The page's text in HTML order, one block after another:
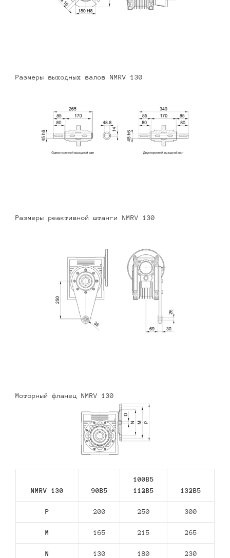
Размеры выходных валов NMRV 130
Размеры реактивной штанги NMRV 130
Моторный фланец NMRV 130
NMRV 130 90В5
100B5
112В5
132В5
P 200 250 300
M 165 215 265
N 130 180 230